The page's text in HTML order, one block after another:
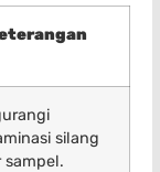
silang
sampel.